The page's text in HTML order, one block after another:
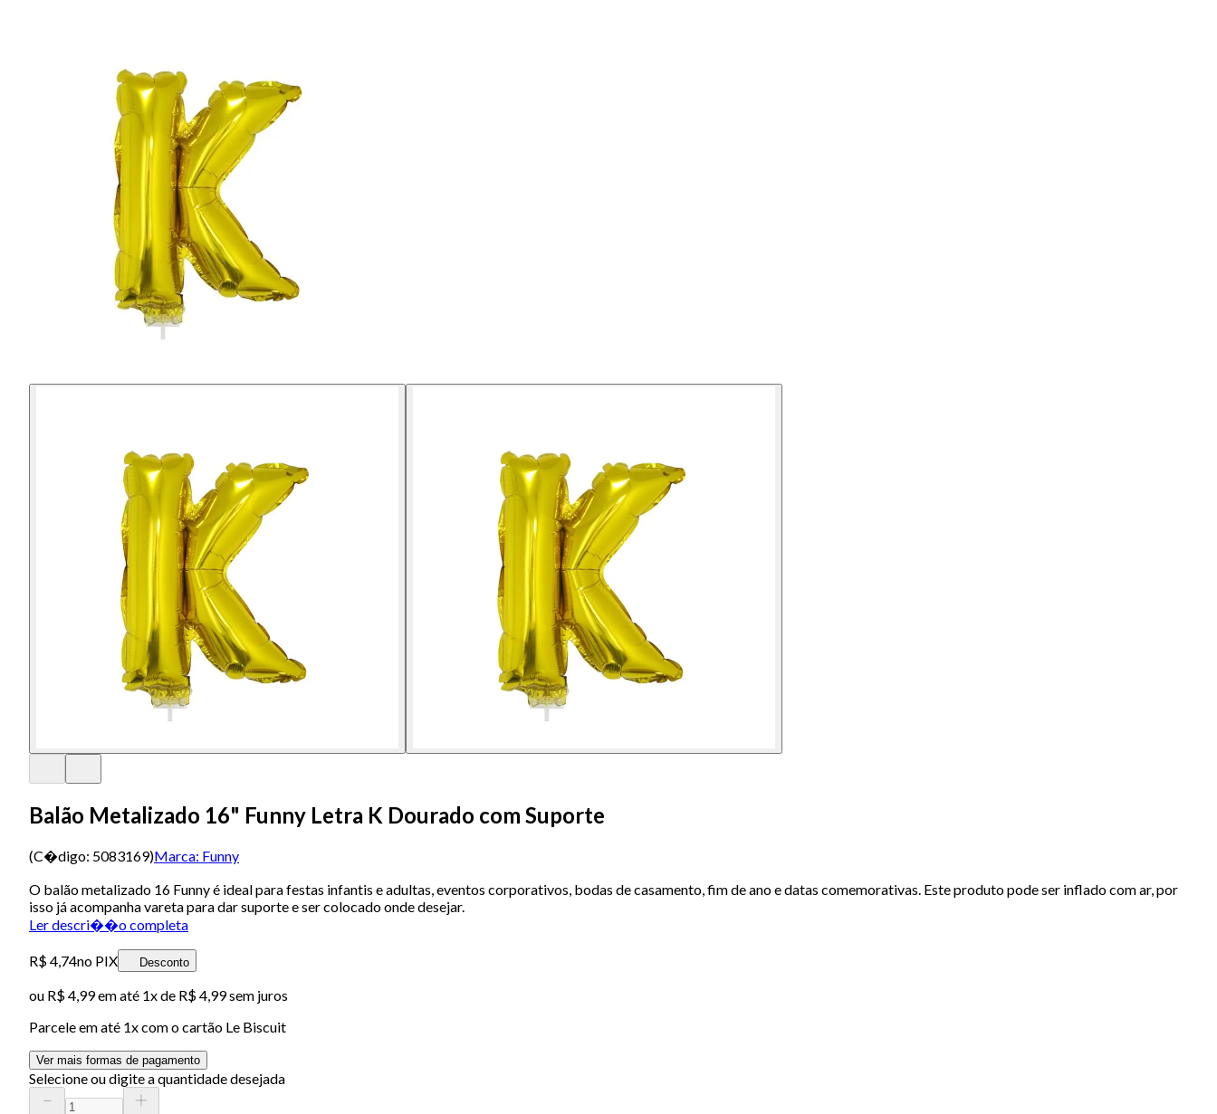
Balão Metalizado 16" Funny Letra K Dourado com Suporte
(C�digo: 5083169)Marca: Funny
O balão metalizado 16 Funny é ideal para festas infantis e adultas, eventos corporativos, bodas de casamento, fim de ano e datas comemorativas. Este produto pode ser inflado com ar, por
isso já acompanha vareta para dar suporte e ser colocado onde desejar.
Ler descri��o completa
R$ 4,74no PIX Desconto
ou R$ 4,99em até 1x de R$ 4,99sem juros
Parcele em até 1x com o cartão Le Biscuit
Ver mais formas de pagamento
Selecione ou digite a quantidade desejada